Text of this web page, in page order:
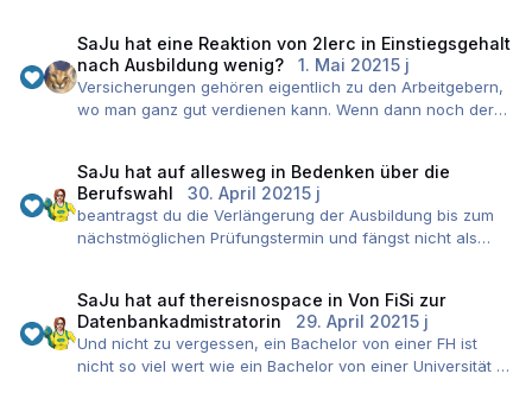
kannst Du es wieder beantragen (ähnlich wie Bafög).
SaJu hat eine Reaktion von 2lerc in Einstiegsgehalt
nach Ausbildung wenig?
1. Mai 20215 j
Versicherungen gehören eigentlich zu den Arbeitgebern,
wo man ganz gut verdienen kann. Wenn dann noch der
Ich hätte hier min. 36k erwartet.
SaJu hat auf allesweg in Bedenken über die
Berufswahl
30. April 20215 j
beantragst du die Verlängerung der Ausbildung bis zum
nächstmöglichen Prüfungstermin und fängst nicht als
SaJu hat aufthereisnospace in Von FiSi zur
Datenbankadmistratorin
29. April 20215 j
Und nicht zu vergessen, ein Bachelor von einer FH ist
nicht so viel wert wie ein Bachelor von einer Universität 🍿